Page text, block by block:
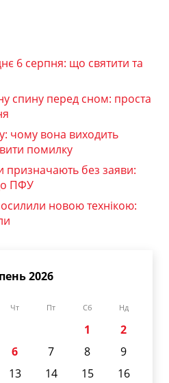
6 серпня: що святити та
спину перед сном: проста
чому вона виходить
помилку
призначають без заяви:
ПФУ
новою технікою:
2026
Чт Пт Сб Нд
1
2
6 7 8
9
13 14 15
16